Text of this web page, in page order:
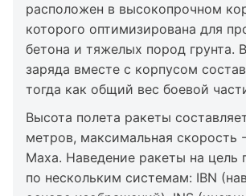
расположен в высокопрочном
которого оптимизирована для
бетона и тяжелых пород грунта.
заряда вместе с корпусом
тогда как общий вес боевой
Высота полета ракеты
метров, максимальная скорость
Маха. Наведение ракеты на цель
по нескольким системам: IBN